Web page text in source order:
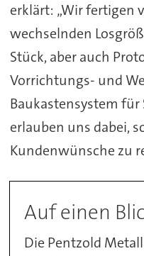
erklärt: „Wir fertigen
wechselnden
Stück, aber auch
Vorrichtungs- und
Baukastensystem
erlauben uns dabei,
Kundenwünsche zu
Auf einen
Die Pentzold